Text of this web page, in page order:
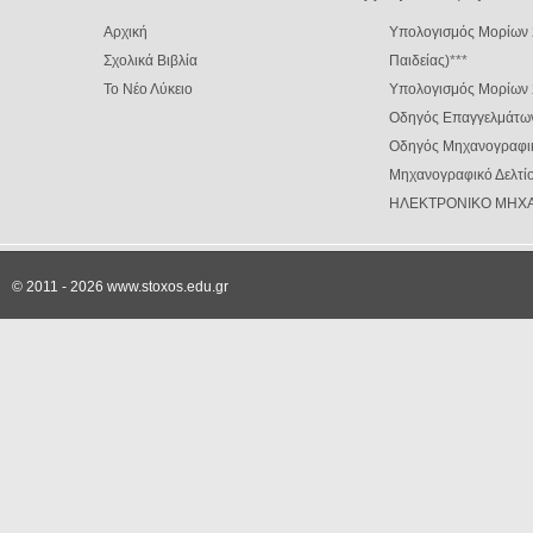
Αρχική
Σχολικά Βιβλία
Το Νέο Λύκειο
Υπολογισμός Μορίων
Παιδείας)***
Υπολογισμός
Οδηγός
Οδηγός
Μηχανογραφικό
ΗΛΕΚΤΡΟΝΙΚΟ
© 2011 - 2026 www.stoxos.edu.gr